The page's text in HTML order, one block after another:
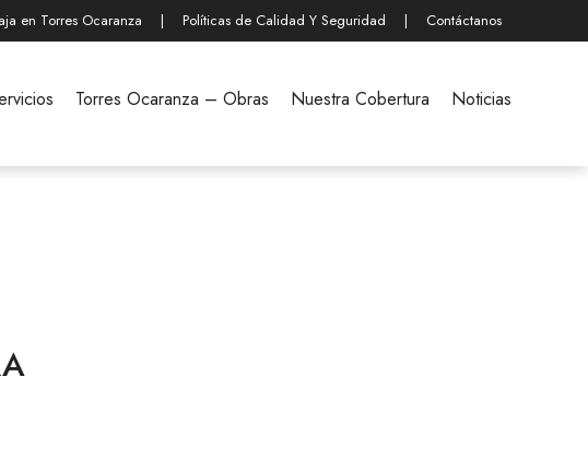
en Torres Ocaranza | Políticas de Calidad Y Seguridad | Contáctanos
Torres Ocaranza – Obras Nuestra Cobertura Noticias